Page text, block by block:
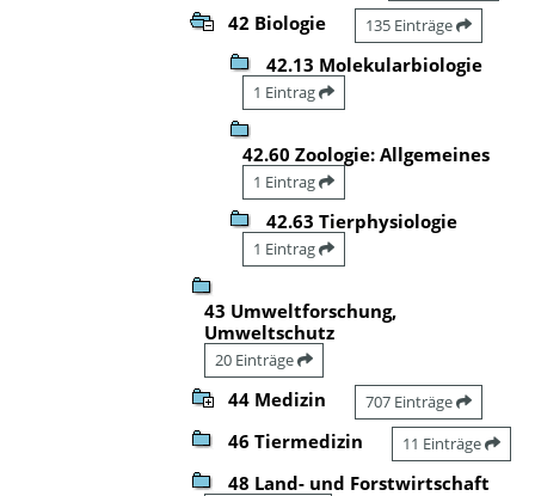
42 Biologie 135 Einträge
42.13 Molekularbiologie
1 Eintrag
42.60 Zoologie: Allgemeines
1 Eintrag
42.63 Tierphysiologie
1 Eintrag
43 Umweltforschung,
Umweltschutz
20 Einträge
44 Medizin 707 Einträge
46 Tiermedizin 11 Einträge
48 Land- und Forstwirtschaft